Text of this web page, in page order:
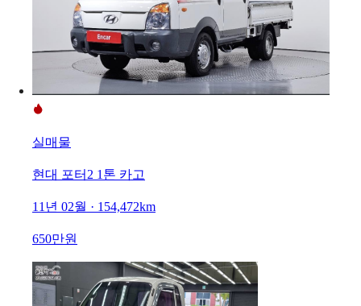
실매물
현대 포터2 1톤 카고
11년 02월 · 154,472km
650만원